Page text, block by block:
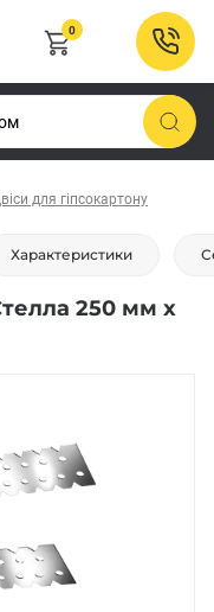
0
для гіпсокартону
Характеристики
250 мм х